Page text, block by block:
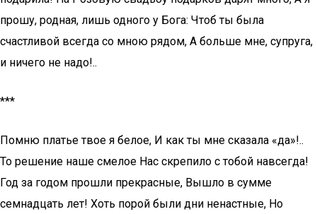
прошу, родная, лишь одного у Бога: Чтоб ты была
счастливой всегда со мною рядом, А больше мне, супруга,
и ничего не надо!..
***
Помню платье твое я белое, И как ты мне сказала «да»!..
То решение наше смелое Нас скрепило с тобой навсегда!
Год за годом прошли прекрасные, Вышло в сумме
семнадцать лет! Хоть порой были дни ненастные, Но